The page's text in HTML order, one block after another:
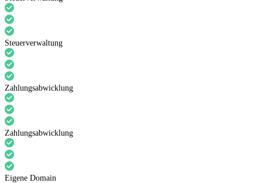
Steuerverwaltung
Zahlungsabwicklung
Zahlungsabwicklung
Eigene Domain